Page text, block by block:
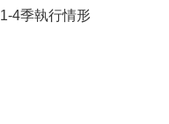
4季執行情形